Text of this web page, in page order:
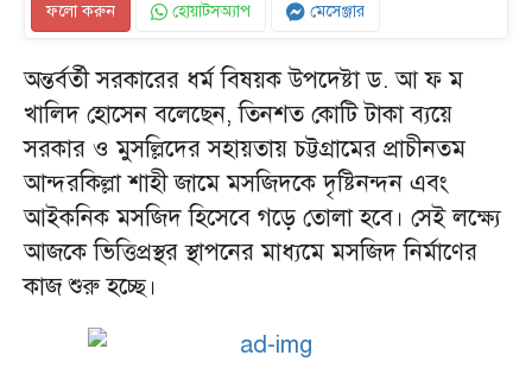
ফলো করুন হোয়াটসঅ্যাপ মেসেঞ্জার
অন্তর্বর্তী সরকারের ধর্ম বিষয়ক উপদেষ্টা ড. আ ফ ম
খালিদ হোসেন বলেছেন, তিনশত কোটি টাকা ব্যয়ে
সরকার ও মুসল্লিদের সহায়তায় চট্টগ্রামের প্রাচীনতম
আন্দরকিল্লা শাহী জামে মসজিদকে দৃষ্টিনন্দন এবং
আইকনিক মসজিদ হিসেবে গড়ে তোলা হবে। সেই লক্ষ্যে
আজকে ভিত্তিপ্রস্থর স্থাপনের মাধ্যমে মসজিদ নির্মাণের
কাজ শুরু হচ্ছে।